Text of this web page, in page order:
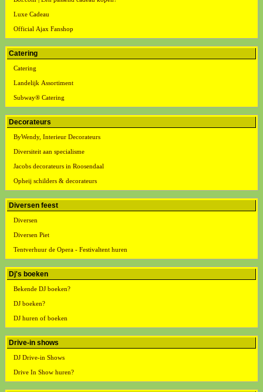
Luxe Cadeau
Official Ajax Fanshop
Catering
Catering
Landelijk Assortiment
Subway® Catering
Decorateurs
ByWendy, Interieur Decorateurs
Diversiteit aan specialisme
Jacobs decorateurs in Roosendaal
Opheij schilders & decorateurs
Diversen feest
Diversen
Diversen Piet
Tentverhuur de Opera - Festivaltent huren
Dj's boeken
Bekende DJ boeken?
DJ boeken?
DJ huren of boeken
Drive-in shows
DJ Drive-in Shows
Drive In Show huren?